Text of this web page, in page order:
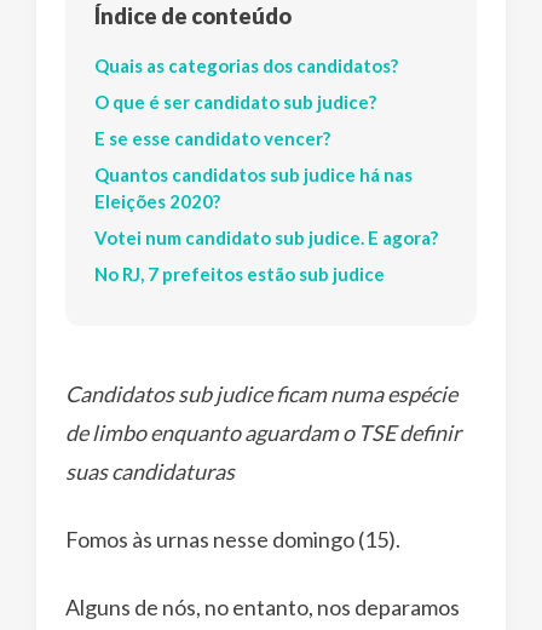
Índice de conteúdo
Quais as categorias dos candidatos?
O que é ser candidato sub judice?
E se esse candidato vencer?
Quantos candidatos sub judice há nas
Eleições 2020?
Votei num candidato sub judice. E agora?
No RJ, 7 prefeitos estão sub judice
Candidatos sub judice ficam numa espécie
de limbo enquanto aguardam o TSE definir
suas candidaturas
Fomos às urnas nesse domingo (15).
Alguns de nós, no entanto, nos deparamos